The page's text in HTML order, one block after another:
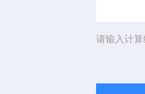
请输入计